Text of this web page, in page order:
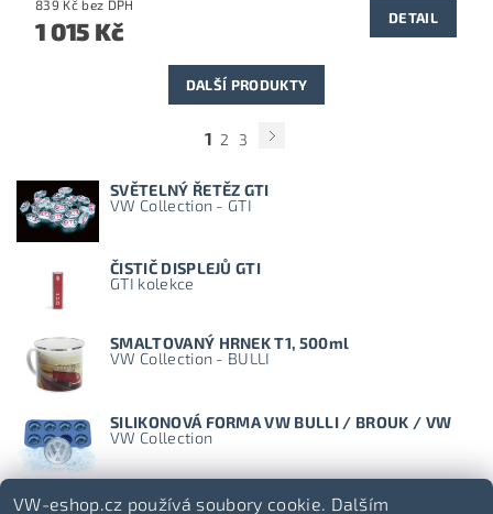
839 Kč bez DPH
1 015 Kč DETAIL
DALŠÍ PRODUKTY
1 2 3
SVĚTELNÝ ŘETĚZ GTI
VW Collection - GTI
ČISTIČ DISPLEJŮ GTI
GTI kolekce
SMALTOVANÝ HRNEK T1, 500ml
VW Collection - BULLI
SILIKONOVÁ FORMA VW BULLI / BROUK / VW
VW Collection
VW-eshop.cz používá soubory cookie. Dalším